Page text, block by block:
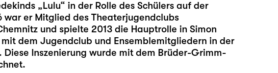
„Lulu“ in der Rolle des Schülers auf der
war er Mitglied des Theaterjugendclubs
und spielte 2013 die Hauptrolle in Simon
mit dem Jugendclub und Ensemblemitgliedern in der
Diese Inszenierung wurde mit dem Brüder-Grimm-